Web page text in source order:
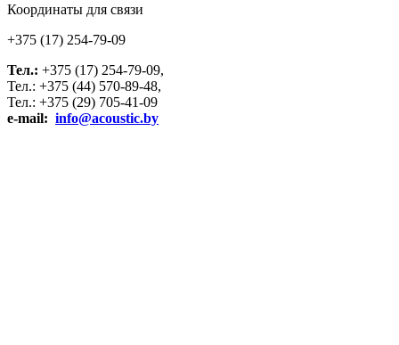
Координаты для связи
+375 (17) 254-79-09
Тел.: +375 (17) 254-79-09,
Тел.: +375 (44) 570-89-48,
Тел.: +375 (29) 705-41-09
e-mail: info@acoustic.by